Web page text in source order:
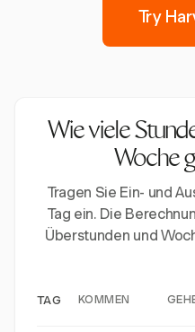
Try
Wie viele
Woche
Tragen Sie Ein- und
Tag ein. Die
Überstunden und
TAG KOMMEN